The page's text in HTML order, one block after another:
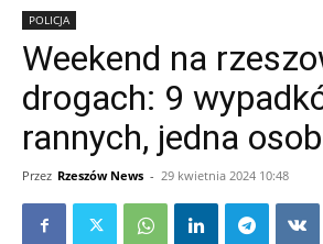
POLICJA
Weekend na
drogach: 9
rannych, jedna
Przez Rzeszów News - 29 kwietnia 2024 10:48